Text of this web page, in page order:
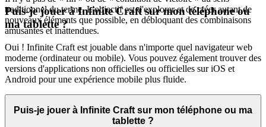
traditionnel du terme. L'objectif est d'explorer et de créer autant de
nouveaux éléments que possible, en débloquant des combinaisons
amusantes et inattendues.
Puis-je jouer à Infinite Craft sur mon téléphone ou
ma tablette ?
Oui ! Infinite Craft est jouable dans n'importe quel navigateur web
moderne (ordinateur ou mobile). Vous pouvez également trouver des
versions d'applications non officielles ou officielles sur iOS et
Android pour une expérience mobile plus fluide.
Puis-je jouer à Infinite Craft sur mon téléphone ou ma
tablette ?